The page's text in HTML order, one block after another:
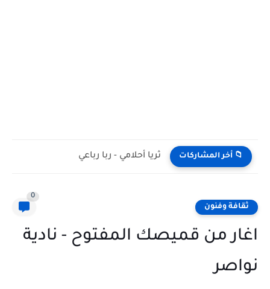
📁 أخر المشاركات ثريا أحلامي - ربا رباعي
ثقافة وفنون
0
اغار من قميصك المفتوح - نادية
نواصر